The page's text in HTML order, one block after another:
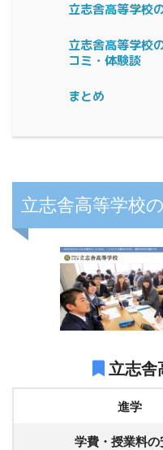
立志舎高等学校
立志舎高等学校
コミ・体験談
まとめ
立志舎高等学校
立志舎
進学
学費・授業料の